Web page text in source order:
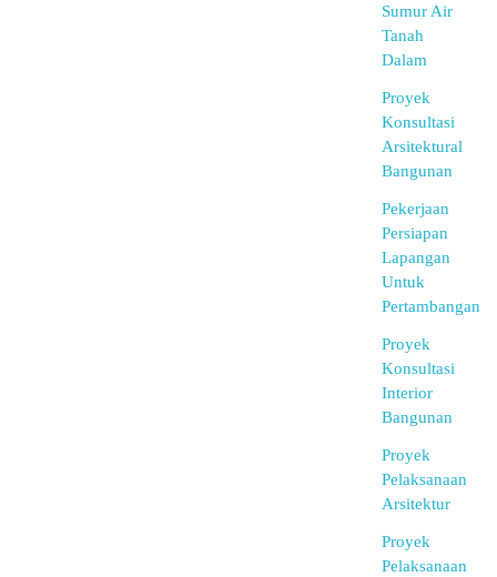
Sumur Air
Tanah
Dalam
Proyek
Konsultasi
Arsitektural
Bangunan
Pekerjaan
Persiapan
Lapangan
Untuk
Pertambangan
Proyek
Konsultasi
Interior
Bangunan
Proyek
Pelaksanaan
Arsitektur
Proyek
Pelaksanaan